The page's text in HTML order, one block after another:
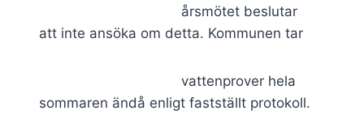
årsmötet beslutar
att inte ansöka om detta. Kommunen tar
vattenprover hela
sommaren ändå enligt fastställt protokoll.